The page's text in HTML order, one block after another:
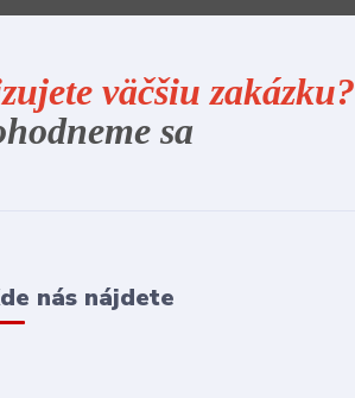
väčšiu zakázku?
sa
nás nájdete